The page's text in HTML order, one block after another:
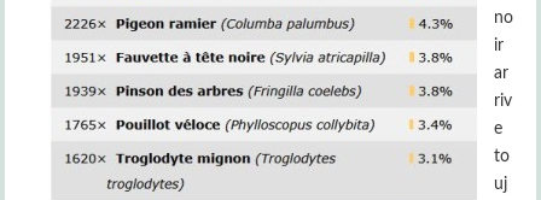
no
ir
ar
riv
e
to
uj